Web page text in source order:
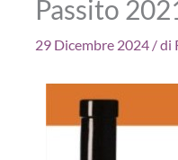
Passito
29 Dicembre 2024 / di